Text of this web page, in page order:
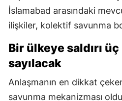
İslamabad arasındaki
ilişkiler, kolektif savunma
Bir ülkeye saldırı
sayılacak
Anlaşmanın en dikkat
savunma mekanizması